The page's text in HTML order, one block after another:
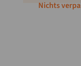
Nichts